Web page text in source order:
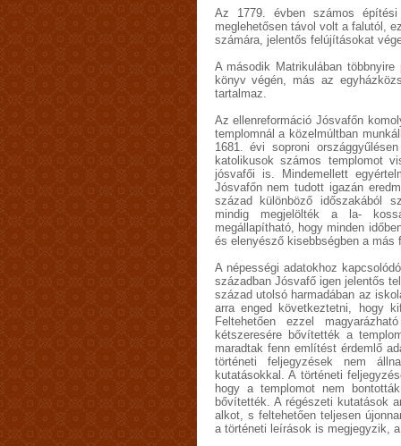
Az 1779. évben számos
meglehetősen távol volt a falutól,
számára, jelentős felújításokat
A második Matrikulában
könyv végén, más az
tartalmaz.
Az ellenreformáció Jósvafőn
templomnál a közelmúltban
1681. évi soproni
katolikusok számos templomot
jósvafői is. Mindemellett
Jósvafőn nem tudott igazán
század különböző időszakából
mindig megjelölték a la-
megállapítható, hogy minden
és elenyésző kisebbségben a más
A népességi adatokhoz
században Jósvafő igen jelentős
század utolsó harmadában az
arra enged következtetni, hogy
Feltehetően ezzel
kétszeresére bővítették a
maradtak fenn említést érdemlő
történeti feljegyzések nem
kutatásokkal. A történeti
hogy a templomot nem
bővítették. A régészeti kutatások
alkot, s feltehetően teljesen
a történeti leírások is megjegyzik,